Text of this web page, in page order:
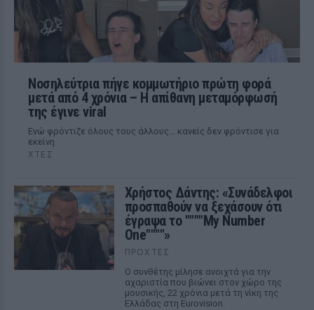
Νοσηλεύτρια πήγε κομμωτήριο πρώτη φορά
μετά από 4 χρόνια – Η απίθανη μεταμόρφωσή
της έγινε viral
Ενώ φρόντιζε όλους τους άλλους... κανείς δεν φρόντισε για
εκείνη
ΧΤΕΣ
Χρήστος Δάντης: «Συνάδελφοι
προσπαθούν να ξεχάσουν ότι
έγραψα το """"My Number
One""""»
ΠΡΟΧΤΈΣ
Ο συνθέτης μίλησε ανοιχτά για την
αχαριστία που βιώνει στον χώρο της
μουσικής, 22 χρόνια μετά τη νίκη της
Ελλάδας στη Eurovision.